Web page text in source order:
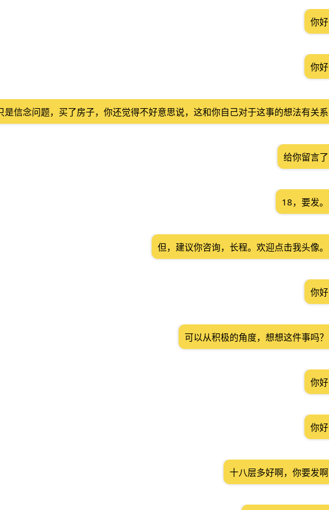
你好
你好
是信念问题，买了房子，你还觉得不好意思说，这和你自己对于这事的想法有关系
给你留言了
18，要发。
但，建议你咨询，长程。欢迎点击我头像。
你好
可以从积极的角度，想想这件事吗？
你好
你好
十八层多好啊，你要发啊